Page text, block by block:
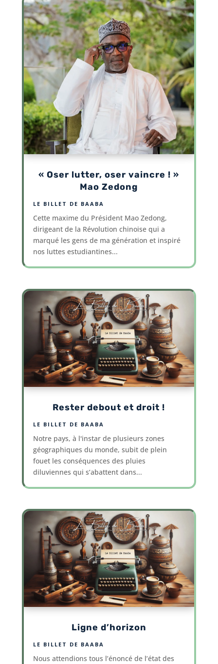
« Oser lutter, oser vaincre ! »
Mao Zedong
LE BILLET DE BAABA
Cette maxime du Président Mao Zedong,
dirigeant de la Révolution chinoise qui a
marqué les gens de ma génération et inspiré
nos luttes estudiantines...
Rester debout et droit !
LE BILLET DE BAABA
Notre pays, à l'instar de plusieurs zones
géographiques du monde, subit de plein
fouet les conséquences des pluies
diluviennes qui s’abattent dans...
Ligne d’horizon
LE BILLET DE BAABA
Nous attendions tous l’énoncé de l’état des